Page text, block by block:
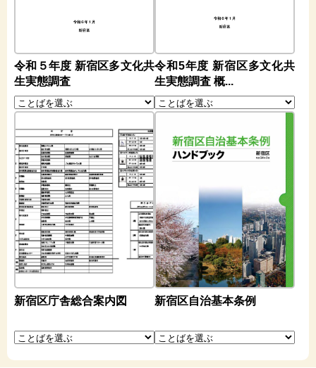
令和５年度 新宿区多文化共
生実態調査
令和5年度 新宿区多文化共
生実態調査 概...
新宿区庁舎総合案内図 新宿区自治基本条例